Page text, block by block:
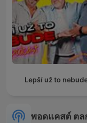
Lepší už to
พอดแคสต์ ตล